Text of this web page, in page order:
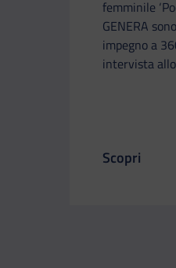
femminile
GENERA
impegno a
intervista
Il link ti
Scopri